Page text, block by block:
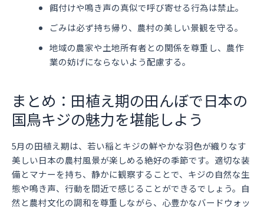
餌付けや鳴き声の真似で呼び寄せる行為は禁止。
ごみは必ず持ち帰り、農村の美しい景観を守る。
地域の農家や土地所有者との関係を尊重し、農作
業の妨げにならないよう配慮する。
まとめ：田植え期の田んぼで日本の
国鳥キジの魅力を堪能しよう
5月の田植え期は、若い稲とキジの鮮やかな羽色が織りなす
美しい日本の農村風景が楽しめる絶好の季節です。適切な装
備とマナーを持ち、静かに観察することで、キジの自然な生
態や鳴き声、行動を間近で感じることができるでしょう。自
然と農村文化の調和を尊重しながら、心豊かなバードウォッ